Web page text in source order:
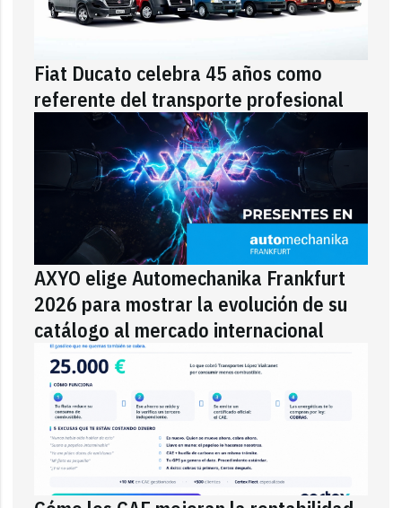
Fiat Ducato celebra 45 años como
referente del transporte profesional
AXYO elige Automechanika Frankfurt
2026 para mostrar la evolución de su
catálogo al mercado internacional